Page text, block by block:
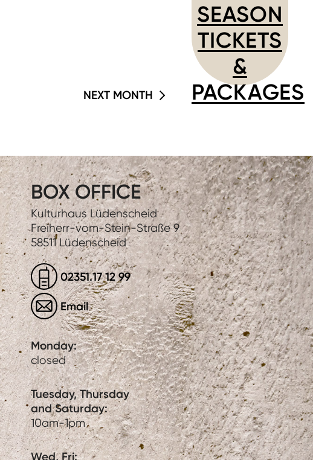
SEASON
TICKETS
&
PACKAGES
NEXT MONTH
BOX OFFICE
Kulturhaus Lüdenscheid
Freiherr-vom-Stein-Straße 9
58511 Lüdenscheid
02351.17 12 99
Email
Monday:
closed
Tuesday, Thursday
and Saturday:
10am-1pm
Wed, Fri: